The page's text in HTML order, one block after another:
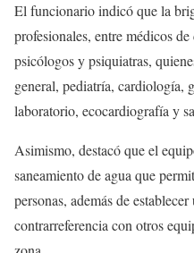
El funcionario indicó que la
profesionales, entre médicos
psicólogos y psiquiatras,
general, pediatría, cardiología,
laboratorio, ecocardiografía y
Asimismo, destacó que el
saneamiento de agua que
personas, además de
contrarreferencia con otros